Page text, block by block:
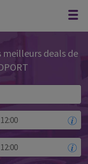
meilleurs deals de